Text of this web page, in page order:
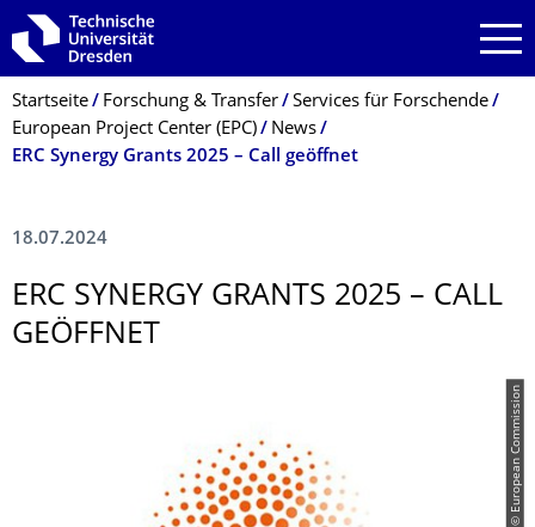
Zur Hauptnavigation springen
Zur Suche springen
Zum Inhalt springen
Breadcrumb-Menü
Startseite Forschung & Transfer
Services für Forschende
European Project Center (EPC)
News
ERC Synergy Grants 2025 – Call geöffnet
18.07.2024
ERC SYNERGY GRANTS 2025 – CALL
GEÖFFNET
© European Commission